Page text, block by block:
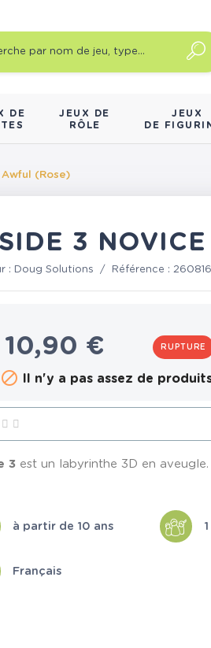
DE
JEUX DE
RÔLE
JEUX
DE
(Rose)
3
: Doug Solutions / Référence :260816
10,90 € RUPTURE
 Il n'y a pas assez de
3 est un labyrinthe 3D en aveugle.
à partir de 10 ans
Français